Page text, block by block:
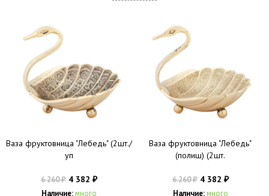
Ваза фруктовница "Лебедь" (2шт./
уп
6 260₽4 382 ₽
Наличие: много
Ваза фруктовница "Лебедь"
(полиш) (2шт.
6 260₽4 382 ₽
Наличие: много